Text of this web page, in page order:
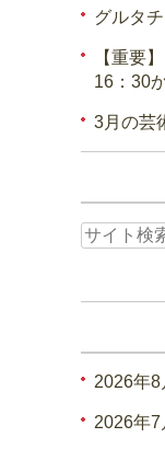
グルタ
【重要
16：30
3月の芸
2026年8
2026年7